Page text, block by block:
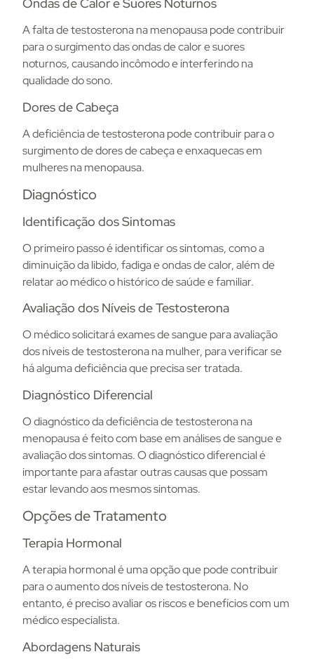
Ondas de Calor e Suores Noturnos
A falta de testosterona na menopausa pode contribuir
para o surgimento das ondas de calor e suores
noturnos, causando incômodo e interferindo na
qualidade do sono.
Dores de Cabeça
A deficiência de testosterona pode contribuir para o
surgimento de dores de cabeça e enxaquecas em
mulheres na menopausa.
Diagnóstico
Identificação dos Sintomas
O primeiro passo é identificar os sintomas, como a
diminuição da libido, fadiga e ondas de calor, além de
relatar ao médico o histórico de saúde e familiar.
Avaliação dos Níveis de Testosterona
O médico solicitará exames de sangue para avaliação
dos níveis de testosterona na mulher, para verificar se
há alguma deficiência que precisa ser tratada.
Diagnóstico Diferencial
O diagnóstico da deficiência de testosterona na
menopausa é feito com base em análises de sangue e
avaliação dos sintomas. O diagnóstico diferencial é
importante para afastar outras causas que possam
estar levando aos mesmos sintomas.
Opções de Tratamento
Terapia Hormonal
A terapia hormonal é uma opção que pode contribuir
para o aumento dos níveis de testosterona. No
entanto, é preciso avaliar os riscos e benefícios com um
médico especialista.
Abordagens Naturais